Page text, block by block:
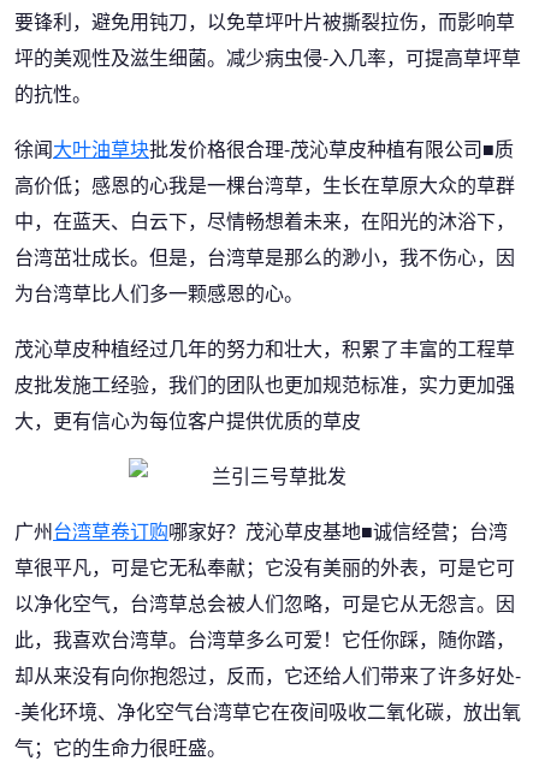
要锋利，避免用钝刀，以免草坪叶片被撕裂拉伤，而影响草
坪的美观性及滋生细菌。减少病虫侵-入几率，可提高草坪草
的抗性。
徐闻大叶油草块批发价格很合理-茂沁草皮种植有限公司■质
高价低；感恩的心我是一棵台湾草，生长在草原大众的草群
中，在蓝天、白云下，尽情畅想着未来，在阳光的沐浴下，
台湾茁壮成长。但是，台湾草是那么的渺小，我不伤心，因
为台湾草比人们多一颗感恩的心。
茂沁草皮种植经过几年的努力和壮大，积累了丰富的工程草
皮批发施工经验，我们的团队也更加规范标准，实力更加强
大，更有信心为每位客户提供优质的草皮
广州台湾草卷订购哪家好？茂沁草皮基地■诚信经营；台湾
草很平凡，可是它无私奉献；它没有美丽的外表，可是它可
以净化空气，台湾草总会被人们忽略，可是它从无怨言。因
此，我喜欢台湾草。台湾草多么可爱！它任你踩，随你踏，
却从来没有向你抱怨过，反而，它还给人们带来了许多好处-
-美化环境、净化空气台湾草它在夜间吸收二氧化碳，放出氧
气；它的生命力很旺盛。